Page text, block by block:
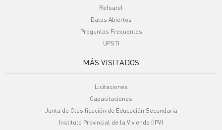
Refsatel
Datos Abiertos
Preguntas Frecuentes
UPSTI
MÁS VISITADOS
Licitaciones
Capacitaciones
Junta de Clasificación de Educación Secundaria
Instituto Provincial de la Vivienda (IPV)